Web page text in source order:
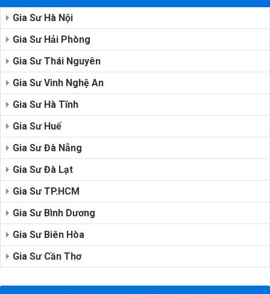
Gia Sư Hà Nội
Gia Sư Hải Phòng
Gia Sư Thái Nguyên
Gia Sư Vinh Nghệ An
Gia Sư Hà Tĩnh
Gia Sư Huế
Gia Sư Đà Nẵng
Gia Sư Đà Lạt
Gia Sư TP.HCM
Gia Sư Bình Dương
Gia Sư Biên Hòa
Gia Sư Cần Thơ